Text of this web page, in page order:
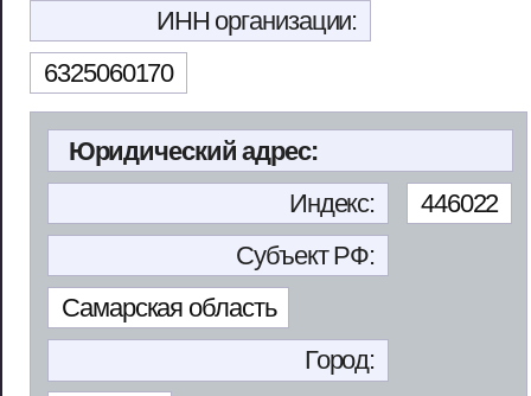
ИНН организации:
6325060170
Юридический адрес:
Индекс:
446022
Субъект РФ:
Самарская область
Город: